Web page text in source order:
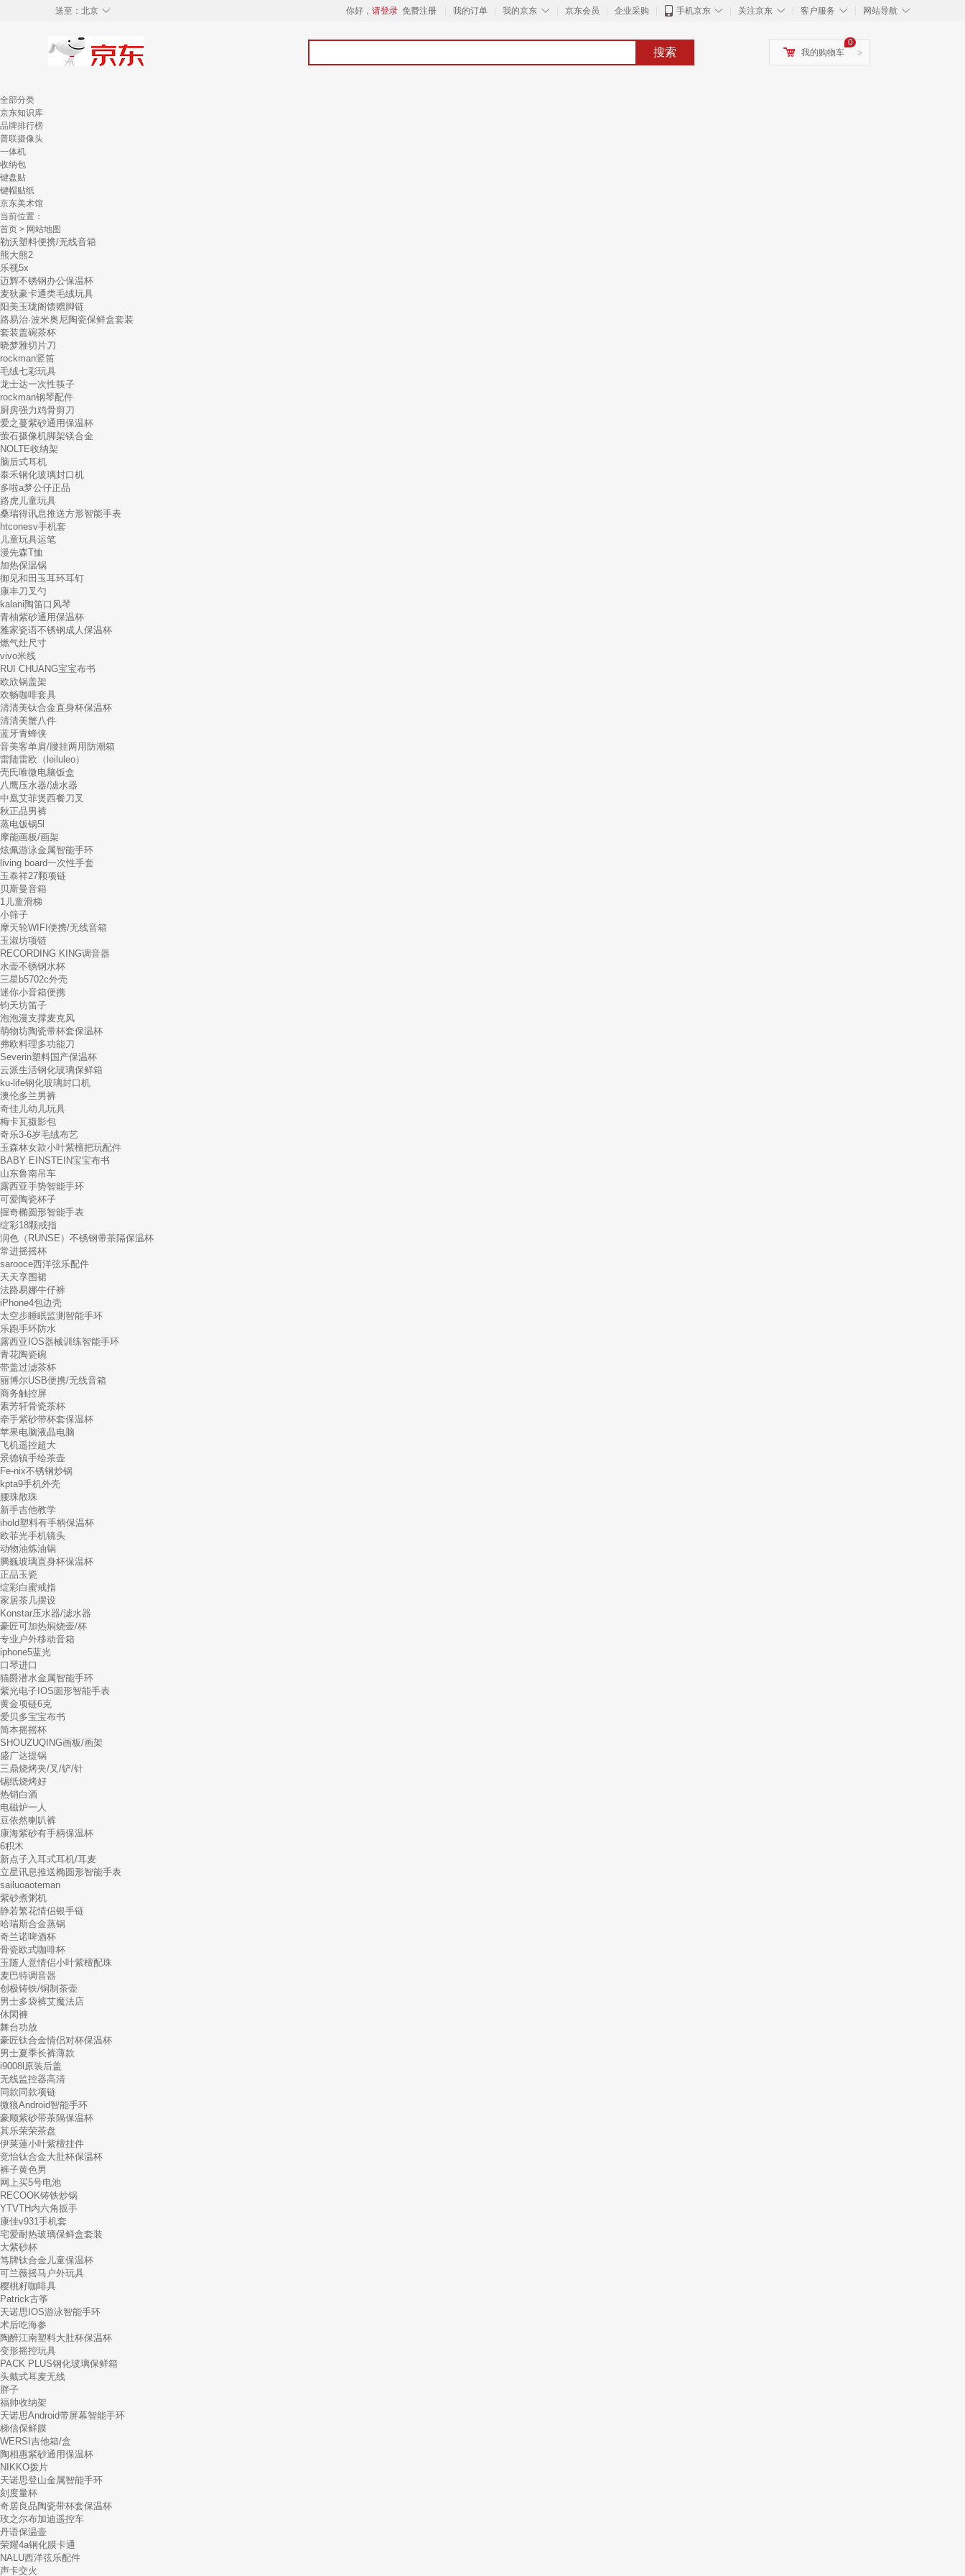
◇
送至： 北京 你好， 请登录 免费注册 我的订单 ◇
我的京东 京东会员 企业采购 ◇
手机京东 ◇
关注京东 ◇
客户服务 ◇
网站导航
搜索 >
0
我的购物车
全部分类
京东知识库
品牌排行榜
普联摄像头
一体机
收纳包
键盘贴
键帽贴纸
京东美术馆
当前位置：
首页 > 网站地图
勒沃塑料便携/无线音箱
熊大熊2
乐视5x
迈辉不锈钢办公保温杯
麦狄豪卡通类毛绒玩具
阳美玉珑阁馈赠脚链
路易治·波米奥尼陶瓷保鲜盒套装
套装盖碗茶杯
晓梦雅切片刀
rockman竖笛
毛绒七彩玩具
龙士达一次性筷子
rockman钢琴配件
厨房强力鸡骨剪刀
爱之蔓紫砂通用保温杯
萤石摄像机脚架镁合金
NOLTE收纳架
脑后式耳机
泰禾钢化玻璃封口机
多啦a梦公仔正品
路虎儿童玩具
桑瑞得讯息推送方形智能手表
htconesv手机套
儿童玩具运笔
漫先森T恤
加热保温锅
御见和田玉耳环耳钉
康丰刀叉勺
kalani陶笛口风琴
青柚紫砂通用保温杯
雅家瓷语不锈钢成人保温杯
燃气灶尺寸
vivo米线
RUI CHUANG宝宝布书
欧欣锅盖架
欢畅咖啡套具
清清美钛合金直身杯保温杯
清清美蟹八件
蓝牙青蜂侠
音美客单肩/腰挂两用防潮箱
雷陆雷欧（leiluleo）
壳氏唯微电脑饭盒
八鹰压水器/滤水器
中凰艾菲煲西餐刀叉
秋正品男裤
蒸电饭锅5l
摩能画板/画架
炫佩游泳金属智能手环
living board一次性手套
玉泰祥27颗项链
贝斯曼音箱
1儿童滑梯
小筛子
摩天轮WIFI便携/无线音箱
玉淑坊项链
RECORDING KING调音器
水壶不锈钢水杯
三星b5702c外壳
迷你小音箱便携
钧天坊笛子
泡泡漫支撑麦克风
萌物坊陶瓷带杯套保温杯
弗欧料理多功能刀
Severin塑料国产保温杯
云派生活钢化玻璃保鲜箱
ku-life钢化玻璃封口机
澳伦多兰男裤
奇佳儿幼儿玩具
梅卡瓦摄影包
奇乐3-6岁毛绒布艺
玉森林女款小叶紫檀把玩配件
BABY EINSTEIN宝宝布书
山东鲁南吊车
露西亚手势智能手环
可爱陶瓷杯子
握奇椭圆形智能手表
绽彩18颗戒指
润色（RUNSE）不锈钢带茶隔保温杯
常进摇摇杯
sarooce西洋弦乐配件
天天享围裙
法路易娜牛仔裤
iPhone4包边壳
太空步睡眠监测智能手环
乐跑手环防水
露西亚IOS器械训练智能手环
青花陶瓷碗
带盖过滤茶杯
丽博尔USB便携/无线音箱
商务触控屏
素芳轩骨瓷茶杯
牵手紫砂带杯套保温杯
苹果电脑液晶电脑
飞机遥控超大
景德镇手绘茶壶
Fe-nix不锈钢炒锅
kpta9手机外壳
腰珠散珠
新手吉他教学
ihold塑料有手柄保温杯
欧菲光手机镜头
动物油炼油锅
腾巍玻璃直身杯保温杯
正品玉瓷
绽彩白蜜戒指
家居茶几摆设
Konstar压水器/滤水器
豪匠可加热焖烧壶/杯
专业户外移动音箱
iphone5蓝光
口琴进口
猫爵潜水金属智能手环
紫光电子IOS圆形智能手表
黄金项链6克
爱贝多宝宝布书
简本摇摇杯
SHOUZUQING画板/画架
盛广达提锅
三鼎烧烤夹/叉/铲/针
锡纸烧烤好
热销白酒
电磁炉一人
豆依然喇叭裤
康海紫砂有手柄保温杯
6积木
新点子入耳式耳机/耳麦
立星讯息推送椭圆形智能手表
sailuoaoteman
紫砂煮粥机
静若繁花情侣银手链
哈瑞斯合金蒸锅
奇兰诺啤酒杯
骨瓷欧式咖啡杯
玉随人意情侣小叶紫檀配珠
麦巴特调音器
创极铸铁/铜制茶壶
男士多袋裤艾魔法店
休閑褲
舞台功放
豪匠钛合金情侣对杯保温杯
男士夏季长裤薄款
i9008l原装后盖
无线监控器高清
同款同款项链
微狼Android智能手环
豪顺紫砂带茶隔保温杯
其乐荣荣茶盘
伊莱蓮小叶紫檀挂件
竞怡钛合金大肚杯保温杯
裤子黄色男
网上买5号电池
RECOOK铸铁炒锅
YTVTH内六角扳手
康佳v931手机套
宅爱耐热玻璃保鲜盒套装
大紫砂杯
笃牌钛合金儿童保温杯
可兰薇摇马户外玩具
樱桃籽咖啡具
Patrick古筝
天诺思IOS游泳智能手环
术后吃海参
陶醉江南塑料大肚杯保温杯
变形摇控玩具
PACK PLUS钢化玻璃保鲜箱
头戴式耳麦无线
胖子
福帅收纳架
天诺思Android带屏幕智能手环
梯信保鲜膜
WERSI吉他箱/盒
陶相惠紫砂通用保温杯
NIKKO拨片
天诺思登山金属智能手环
刻度量杯
奇居良品陶瓷带杯套保温杯
玫之尔布加迪遥控车
丹语保温壶
荣耀4a钢化膜卡通
NALU西洋弦乐配件
声卡交火